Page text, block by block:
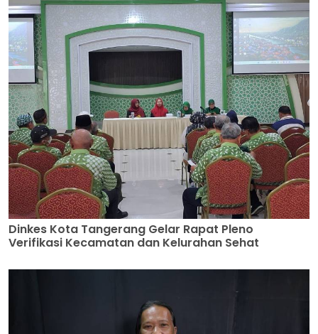
Dinkes Kota Tangerang Gelar Rapat Pleno
Verifikasi Kecamatan dan Kelurahan Sehat